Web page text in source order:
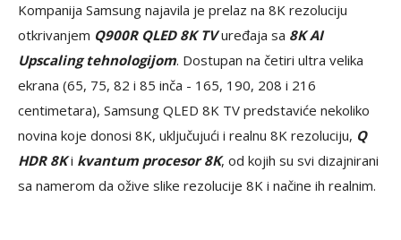
Kompanija Samsung najavila je prelaz na 8K rezoluciju
otkrivanjem Q900R QLED 8K TVuređaja sa 8K AI
Upscaling tehnologijom. Dostupan na četiri ultra velika
ekrana (65, 75, 82 i 85 inča - 165, 190, 208 i 216
centimetara), Samsung QLED 8K TV predstaviće nekoliko
novina koje donosi 8K, uključujući i realnu 8K rezoluciju, Q
HDR 8Ki kvantum procesor 8K, od kojih su svi dizajnirani
sa namerom da ožive slike rezolucije 8K i načine ih realnim.